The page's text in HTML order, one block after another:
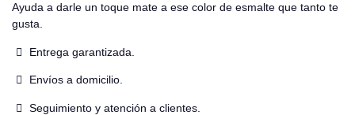
Ayuda a darle un toque mate a ese color de esmalte que tanto te
gusta.
Entrega garantizada.
Envíos a domicilio.
Seguimiento y atención a clientes.